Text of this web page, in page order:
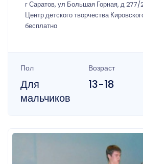
г Саратов, ул Большая Горная, д 277/
Центр детского творчества
бесплатно
Пол
Для
мальчиков
Возраст
13-18